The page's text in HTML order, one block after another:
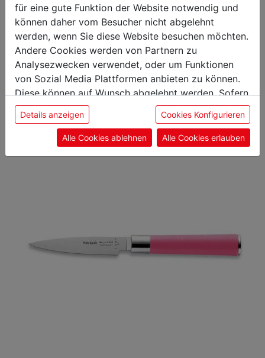
Das könnte Sie auch
interessieren
für eine gute Funktion der Website notwendig und
können daher vom Besucher nicht abgelehnt
werden, wenn Sie diese Website besuchen möchten.
Andere Cookies werden von Partnern zu
Analysezwecken verwendet, oder um Funktionen
von Sozial Media Plattformen anbieten zu können.
Diese können auf Wunsch abgelehnt werden. Sofern
sie unsere Webseite weiter nutzen, geben Sie
Einwilligung zu unseren Cookies.
Details anzeigen Cookies Konfigurieren
Alle Cookies ablehnen Alle Cookies erlauben